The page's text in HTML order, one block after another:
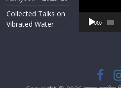
Collected Talks on
Vibrated Water
Player
00:00